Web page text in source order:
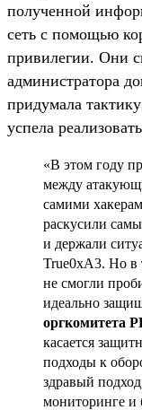
полученной
сеть с помощью
привилегии. Они
администратора
придумала
успела
«В этом году
между
самими
раскусили
и держали
True0xA3. Но в
не смогли
идеально
оргкомитета
касается
подходы к
здравый
мониторинге и